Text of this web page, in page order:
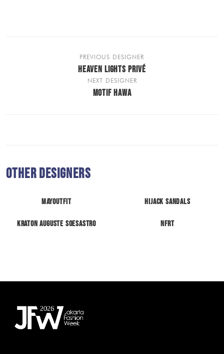
PREVIOUS DESIGNER
HEAVEN LIGHTS PRIVÉ
NEXT DESIGNER
MOTIF HAWA
Other Designers
Mayoutfit Hijack Sandals
KRATON Auguste Soesastro NFRT